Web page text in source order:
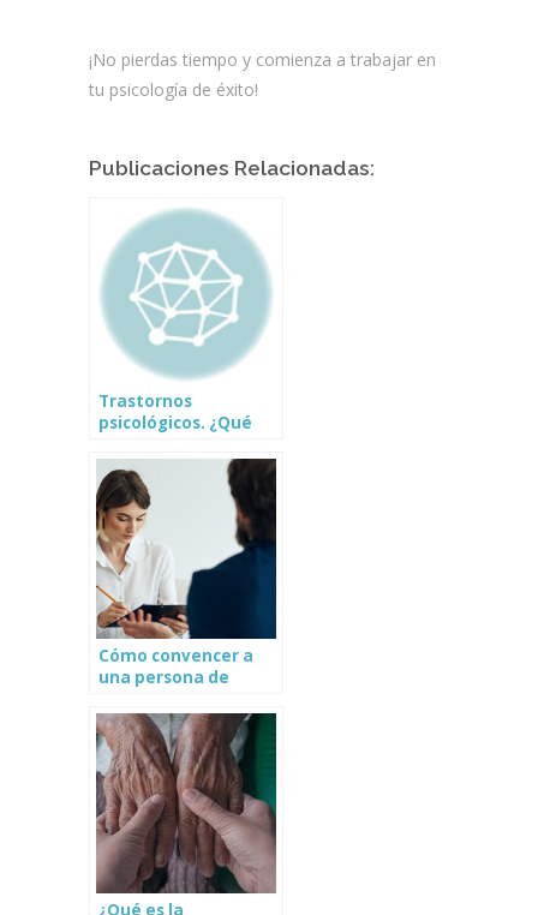
¡No pierdas tiempo y comienza a trabajar en
tu psicología de éxito!
Publicaciones Relacionadas:
Trastornos
psicológicos. ¿Qué
tratarlos?
Cómo convencer a
una persona de
¿Qué es la